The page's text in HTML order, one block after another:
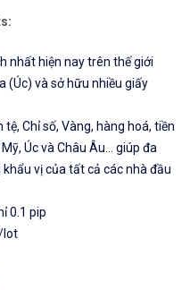
nhất hiện nay trên thế giới
(Úc) và sở hữu nhiều giấy
Chỉ số, Vàng, hàng hoá, tiền
Úc và Châu Âu... giúp đa
vị của tất cả các nhà đầu
0.1 pip
lot